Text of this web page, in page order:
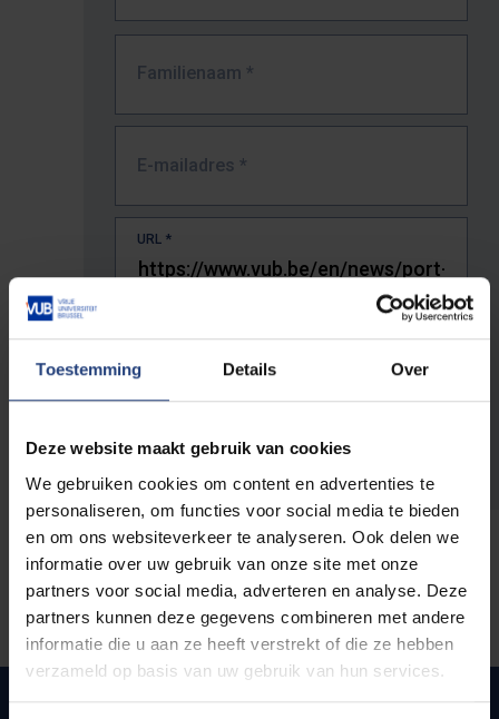
Toestemming Details Over
Deze website maakt gebruik van cookies
We gebruiken cookies om content en advertenties te
personaliseren, om functies voor social media te bieden
en om ons websiteverkeer te analyseren. Ook delen we
informatie over uw gebruik van onze site met onze
partners voor social media, adverteren en analyse. Deze
partners kunnen deze gegevens combineren met andere
informatie die u aan ze heeft verstrekt of die ze hebben
verzameld op basis van uw gebruik van hun services.
Familienaam *
E-mailadres *
URL *
De volledige URL van de pagina waar je de fout zag.